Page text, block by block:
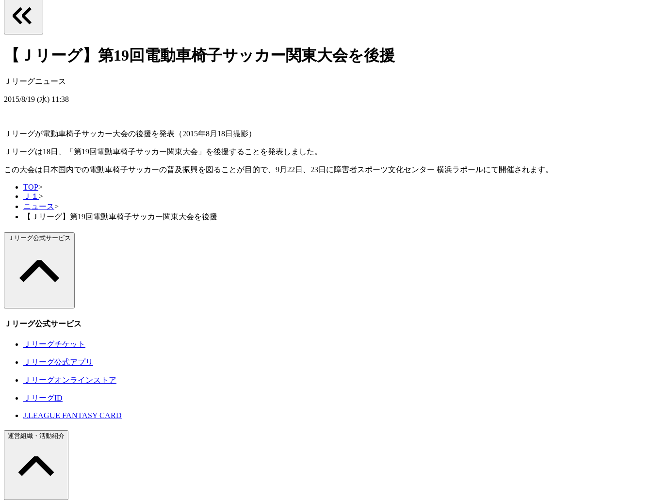
【Ｊリーグ】第19回電動車椅子サッカー関東大会を後援
Ｊリーグニュース
2015/8/19 (水) 11:38
Ｊリーグが電動車椅子サッカー大会の後援を発表（2015年8月18日撮影）
Ｊリーグは18日、「第19回電動車椅子サッカー関東大会」を後援することを発表しました。
この大会は日本国内での電動車椅子サッカーの普及振興を図ることが目的で、9月22日、23日に障害者スポーツ文化センター 横浜ラポールにて開催されます。
TOP>
Ｊ１ >
ニュース>
【Ｊリーグ】第19回電動車椅子サッカー関東大会を後援
Ｊリーグ公式サービス
Ｊリーグ公式サービス
Ｊリーグチケット
Ｊリーグ公式アプリ
Ｊリーグオンラインストア
ＪリーグID
J.LEAGUE FANTASY CARD
運営組織・活動紹介